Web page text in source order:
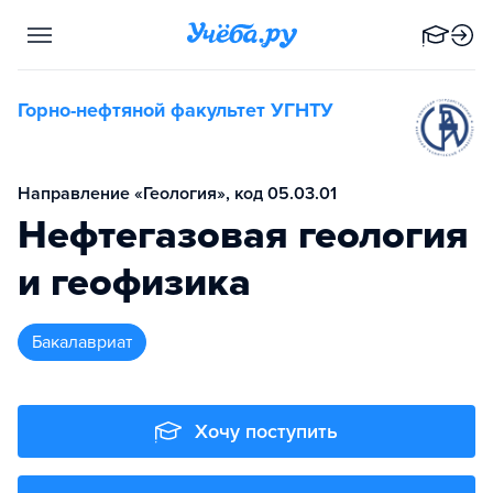
Горно-нефтяной факультет УГНТУ
Направление «Геология», код 05.03.01
Нефтегазовая геология
и геофизика
бакалавриат
Хочу поступить